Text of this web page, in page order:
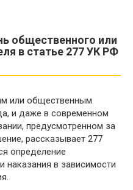
общественного или
в статье 277 УК РФ
или общественным
и даже в современном
предусмотренном за
рассказывает 277
определение
наказания в зависимости